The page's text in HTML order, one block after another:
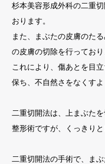
杉本美容形成外科の二重
おります。
また、まぶたの皮膚のた
の皮膚の切除を行っており
これにより、傷あとを目
保ち、不自然さをなくすよ
二重切開法は、上まぶた
整形術ですが、くっきり
二重切開法の手術で、ま